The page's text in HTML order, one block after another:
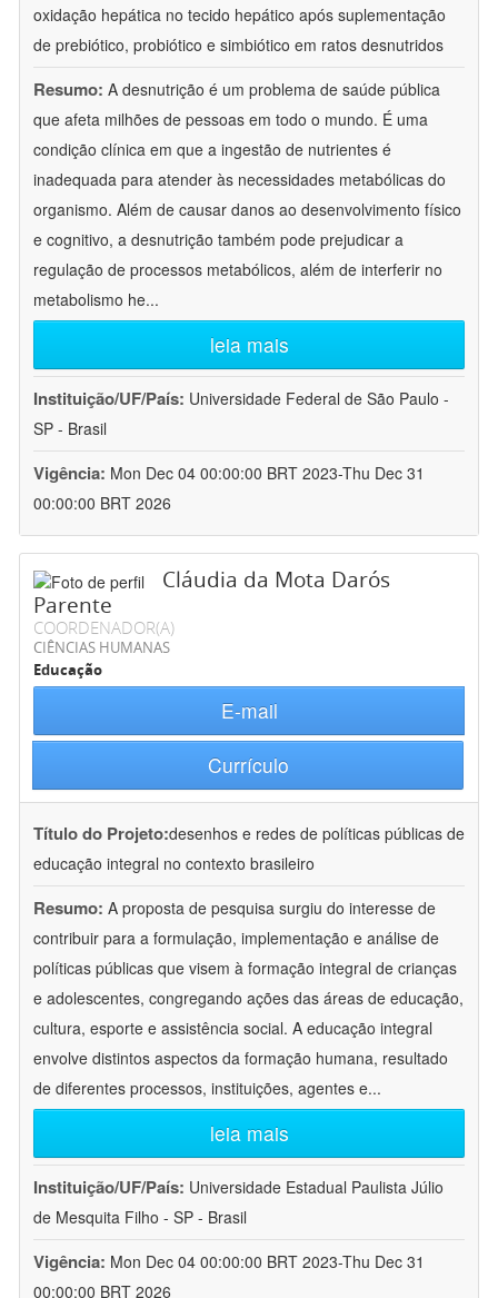
oxidação hepática no tecido hepático após suplementação
de prebiótico, probiótico e simbiótico em ratos desnutridos
Resumo: A desnutrição é um problema de saúde pública
que afeta milhões de pessoas em todo o mundo. É uma
condição clínica em que a ingestão de nutrientes é
inadequada para atender às necessidades metabólicas do
organismo. Além de causar danos ao desenvolvimento físico
e cognitivo, a desnutrição também pode prejudicar a
regulação de processos metabólicos, além de interferir no
metabolismo he...
leia mais
Instituição/UF/País: Universidade Federal de São Paulo -
SP - Brasil
Vigência: Mon Dec 04 00:00:00 BRT 2023-Thu Dec 31
00:00:00 BRT 2026
Cláudia da Mota Darós
Parente
COORDENADOR(A)
CIÊNCIAS HUMANAS
Educação
E-mail
Currículo
Título do Projeto:desenhos e redes de políticas públicas de
educação integral no contexto brasileiro
Resumo: A proposta de pesquisa surgiu do interesse de
contribuir para a formulação, implementação e análise de
políticas públicas que visem à formação integral de crianças
e adolescentes, congregando ações das áreas de educação,
cultura, esporte e assistência social. A educação integral
envolve distintos aspectos da formação humana, resultado
de diferentes processos, instituições, agentes e...
leia mais
Instituição/UF/País: Universidade Estadual Paulista Júlio
de Mesquita Filho - SP - Brasil
Vigência: Mon Dec 04 00:00:00 BRT 2023-Thu Dec 31
00:00:00 BRT 2026